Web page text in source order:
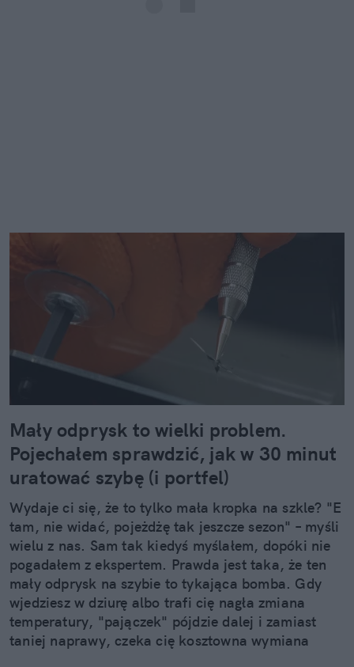
Mały odprysk to wielki problem.
Pojechałem sprawdzić, jak w 30 minut
uratować szybę (i portfel)
Wydaje ci się, że to tylko mała kropka na szkle? "E
tam, nie widać, pojeżdżę tak jeszcze sezon" – myśli
wielu z nas. Sam tak kiedyś myślałem, dopóki nie
pogadałem z ekspertem. Prawda jest taka, że ten
mały odprysk na szybie to tykająca bomba. Gdy
wjedziesz w dziurę albo trafi cię nagła zmiana
temperatury, "pajączek" pójdzie dalej i zamiast
taniej naprawy, czeka cię kosztowna wymiana